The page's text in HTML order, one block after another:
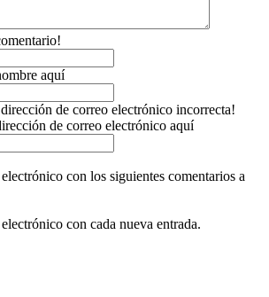
aquí
de correo electrónico incorrecta!
de correo electrónico aquí
con los siguientes comentarios a
con cada nueva entrada.